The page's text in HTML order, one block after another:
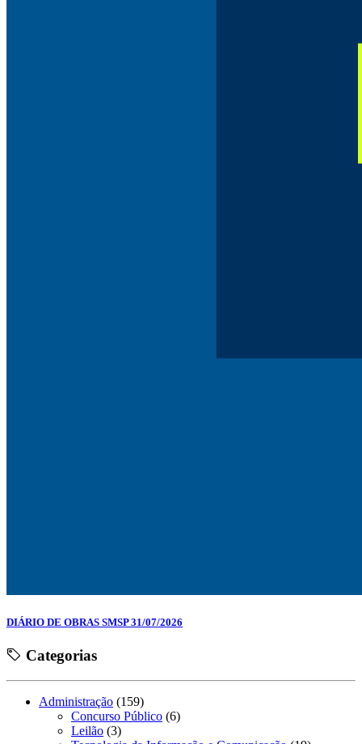
DIÁRIO DE OBRAS SMSP 31/07/2026
Categorias
Administração (159)
Concurso Público (6)
Leilão (3)